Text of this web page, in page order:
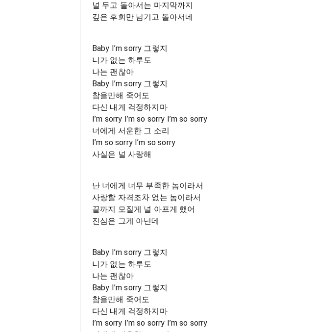
널 두고 돌아서는 마지막까지
깊은 후회만 남기고 돌아서네
Baby I’m sorry 그렇지
니가 없는 하루도
나는 괜찮아
Baby I’m sorry 그렇지
참을만해 죽어도
다신 내게 걱정하지마
I’m sorry I’m so sorry I’m so sorry
너에게 서운한 그 소리
I’m so sorry I’m so sorry
사실은 널 사랑해
난 너에게 너무 부족한 놈이라서
사랑할 자격조차 없는 놈이라서
끝까지 모질게 널 아프게 했어
진심은 그게 아닌데
Baby I’m sorry 그렇지
니가 없는 하루도
나는 괜찮아
Baby I’m sorry 그렇지
참을만해 죽어도
다신 내게 걱정하지마
I’m sorry I’m so sorry I’m so sorry